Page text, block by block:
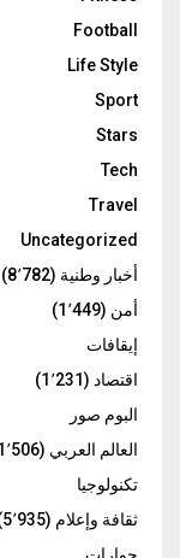
Football
Life Style
Sport
Stars
Tech
Travel
Uncategorized
أخبار وطنية (8٬782)
أمن (1٬449)
إيقافات
اقتصاد (1٬231)
البوم صور
العالم العربي (1٬506)
تكنولوجيا
ثقافة وإعلام (5٬935)